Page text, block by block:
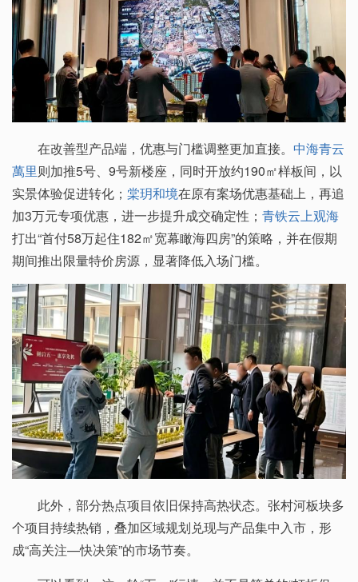
在改善型产品端，优惠与门槛调整更加直接。 中海青云
萬里则加推5号、9号新楼座，同时开放约190㎡样板间，以
实景体验促进转化； 棠玥和境在原有案场优惠基础上，再追
加3万元专项优惠，进一步提升成交确定性； 青铁云上观海
打出“首付58万起住182㎡宽幕瞰海四房”的策略，并在假期
期间推出限量特价房源，显著降低入场门槛。
此外，部分热点项目依旧保持高热状态。张村河板块多
个项目持续热销，叠加区域规划兑现与产品集中入市，形
成“高关注—快决策”的市场节奏。